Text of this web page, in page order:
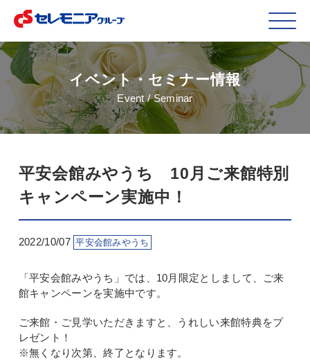
イベント・セミナー情報
Event / Seminar
平安会館みやうち 10月ご来館特別
キャンペーン実施中！
2022/10/07 平安会館みやうち
「平安会館みやうち」では、10月限定としまして、ご来
館キャンペーンを実施中です。
ご来館・ご見学いただきますと、うれしい来館特典をプ
レゼント！
※無くなり次第、終了となります。